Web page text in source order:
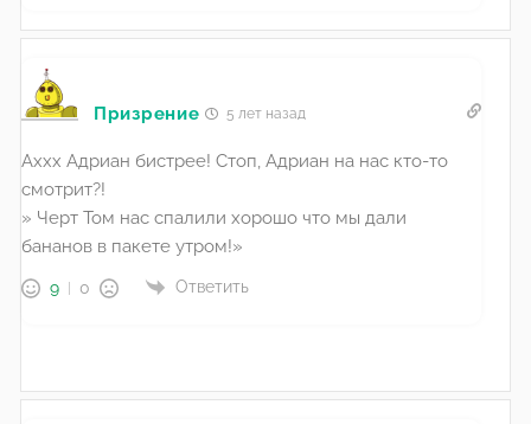
Призрение 5 лет назад
Аххх Адриан бистрее! Стоп, Адриан на нас кто-то
смотрит?!
» Черт Том нас спалили хорошо что мы дали
бананов в пакете утром!»
9 0 Ответить